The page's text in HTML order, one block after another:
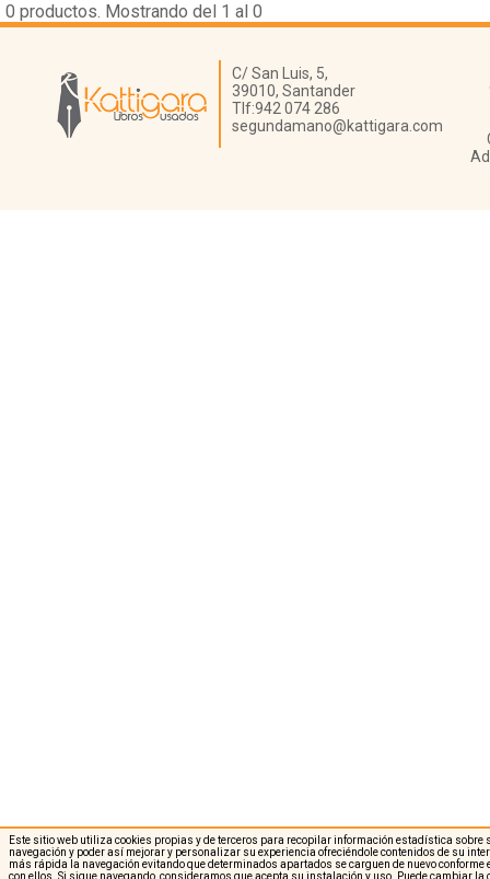
Este sitio web utiliza cookies propias y de terceros para recopilar información estadística sobre
navegación y poder así mejorar y personalizar su experiencia ofreciéndole contenidos de su
más rápida la navegación evitando que determinados apartados se carguen de nuevo
con ellos. Si sigue navegando, consideramos que acepta su instalación y uso. Puede cambiar la
0 productos. Mostrando del 1 al 0
Librería Kattigara
C/ San Luis, 5,
39010, Santander
Tlf:942 074 286
segundamano@kattigara.com